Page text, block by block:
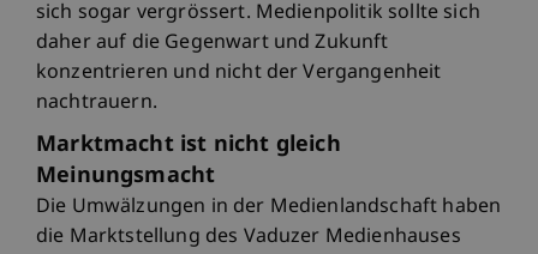
sich sogar vergrössert. Medienpolitik sollte sich
daher auf die Gegenwart und Zukunft
konzentrieren und nicht der Vergangenheit
nachtrauern.
Marktmacht ist nicht gleich
Meinungsmacht
Die Umwälzungen in der Medienlandschaft haben
die Marktstellung des Vaduzer Medienhauses